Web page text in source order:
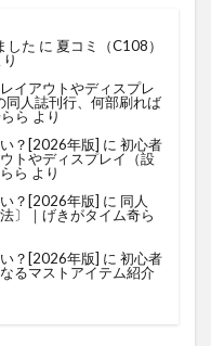
した に 夏コミ（C108）
イアウトやディスプレ
同人誌刊行、何部刷れば
ら より
？[2026年版] に 初心者
トやディスプレイ（設
ら より
？[2026年版] に 同人
〕｜げきがタイム奇ら
？[2026年版] に 初心者
るマストアイテム紹介